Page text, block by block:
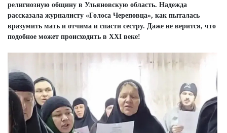
религиозную общину в Ульяновскую область. Надежда
рассказала журналисту «Голоса Череповца», как пыталась
вразумить мать и отчима и спасти сестру. Даже не верится, что
подобное может происходить в XXI веке!